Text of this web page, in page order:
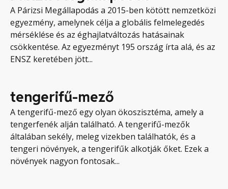
A Párizsi Megállapodás a 2015-ben kötött nemzetközi
egyezmény, amelynek célja a globális felmelegedés
mérséklése és az éghajlatváltozás hatásainak
csökkentése. Az egyezményt 195 ország írta alá, és az
ENSZ keretében jött...
tengerifű-mező
A tengerifű-mező egy olyan ökoszisztéma, amely a
tengerfenék alján található. A tengerifű-mezők
általában sekély, meleg vizekben találhatók, és a
tengeri növények, a tengerifűk alkotják őket. Ezek a
növények nagyon fontosak...